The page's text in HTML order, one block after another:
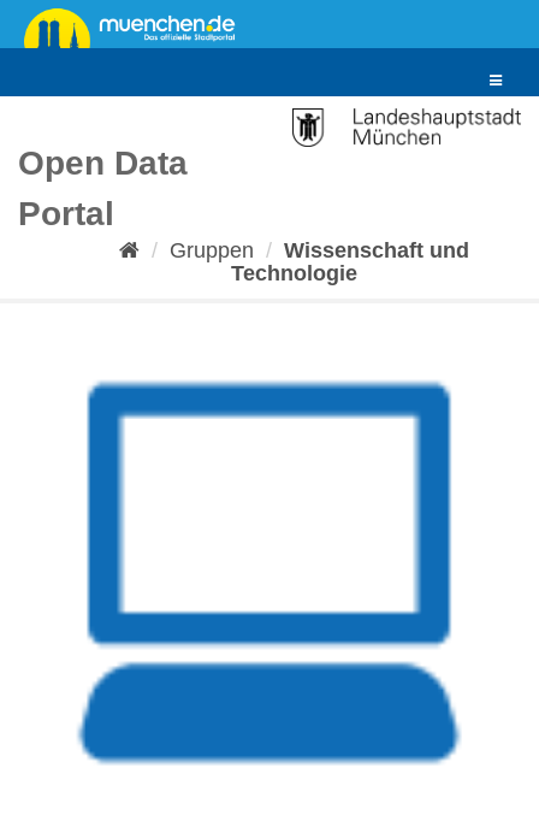
Überspringen
zum
Toggle
Open Data
Portal
Gruppen
Wissenschaft und
Technologie